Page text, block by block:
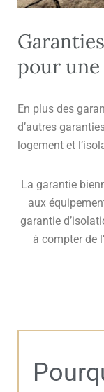
pour
En plus des
d’autres
logement et
La garantie
aux
garantie
à compter de